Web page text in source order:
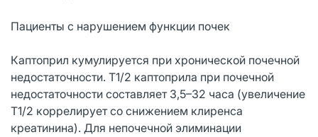
Пациенты с нарушением функции почек
Каптоприл кумулируется при хронической почечной
недостаточности. Т1/2 каптоприла при почечной
недостаточности составляет 3,5–32 часа (увеличение
Т1/2 коррелирует со снижением клиренса
креатинина). Для непочечной элиминации